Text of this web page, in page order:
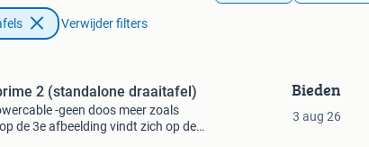
Verwijder filters
2 (standalone draaitafel)
-geen doos meer zoals
de 3e afbeelding vindt zich op de
Bieden
3 aug 26